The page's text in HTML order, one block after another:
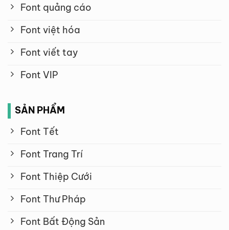
Font quảng cáo
Font việt hóa
Font viết tay
Font VIP
SẢN PHẨM
Font Tết
Font Trang Trí
Font Thiệp Cưới
Font Thư Pháp
Font Bất Động Sản